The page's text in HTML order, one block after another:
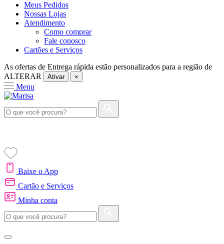
Meus Pedidos
Nossas Lojas
Atendimento
Como comprar
Fale conosco
Cartões e Serviços
As ofertas de Entrega rápida estão personalizados para a região de
ALTERAR
Ativar ×
Menu
Baixe o App
Cartão e Serviços
Minha conta